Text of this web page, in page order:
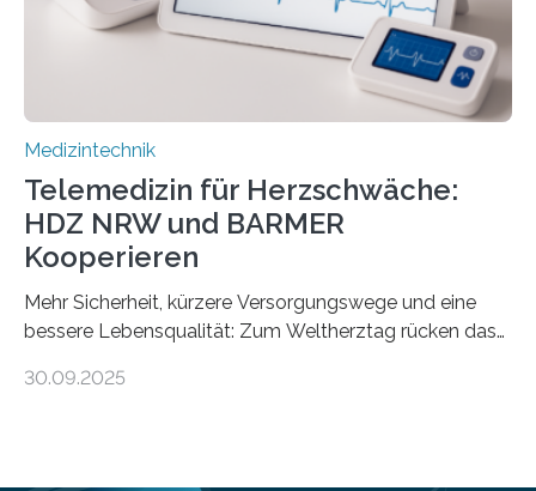
Medizintechnik
Telemedizin für Herzschwäche:
HDZ NRW und BARMER
Kooperieren
Mehr Sicherheit, kürzere Versorgungswege und eine
bessere Lebensqualität: Zum Weltherztag rücken das
Oeynhausen, und die BARMER die Bedürfnisse von
30.09.2025